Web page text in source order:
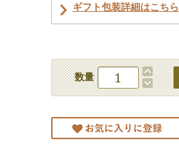
ギフト包装詳細はこちら
数量